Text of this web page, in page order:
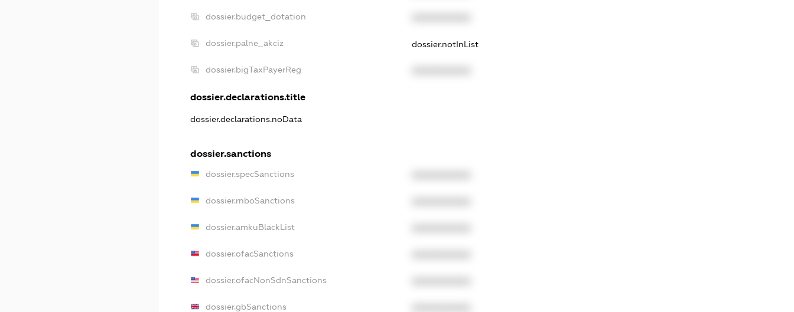
dossier.budget_dotation
dossier.palne_akciz dossier.notInList
dossier.bigTaxPayerReg
dossier.declarations.title
dossier.declarations.noData
dossier.sanctions
dossier.specSanctions
dossier.rnboSanctions
dossier.amkuBlackList
dossier.ofacSanctions
dossier.ofacNonSdnSanctions
dossier.gbSanctions